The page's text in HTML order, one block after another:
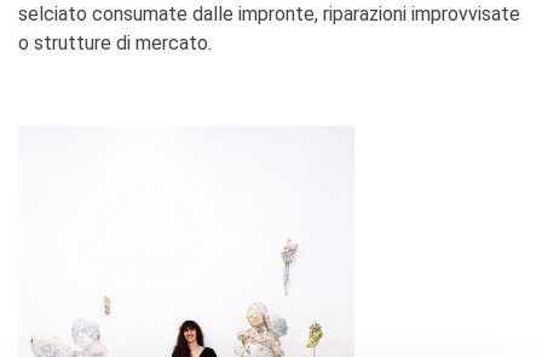
selciato consumate dalle impronte, riparazioni improvvisate
o strutture di mercato.